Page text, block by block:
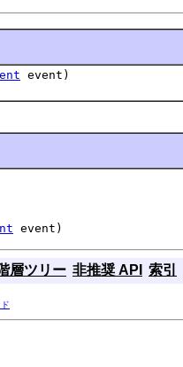
event)
event)
層ツリー 非推奨 API 索引